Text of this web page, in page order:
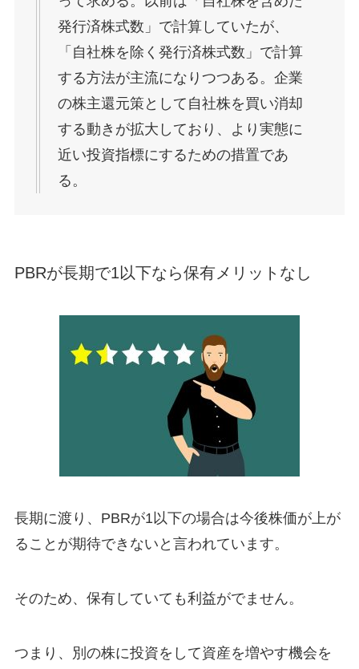
発行済株式数」で計算していたが、
「自社株を除く発行済株式数」で計算
する方法が主流になりつつある。企業
の株主還元策として自社株を買い消却
する動きが拡大しており、より実態に
近い投資指標にするための措置であ
る。
PBRが長期で1以下なら保有メリットなし
長期に渡り、PBRが1以下の場合は今後株価が上が
ることが期待できないと言われています。
そのため、保有していても利益がでません。
つまり、別の株に投資をして資産を増やす機会を